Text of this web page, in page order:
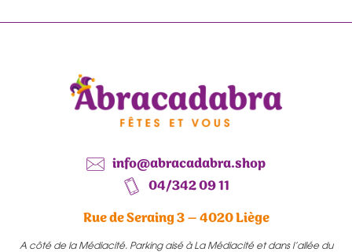
info@abracadabra.shop
04/342 09 11
Rue de Seraing 3 – 4020 Liège
A côté de la Médiacité. Parking aisé à La Médiacité et dans l’allée du